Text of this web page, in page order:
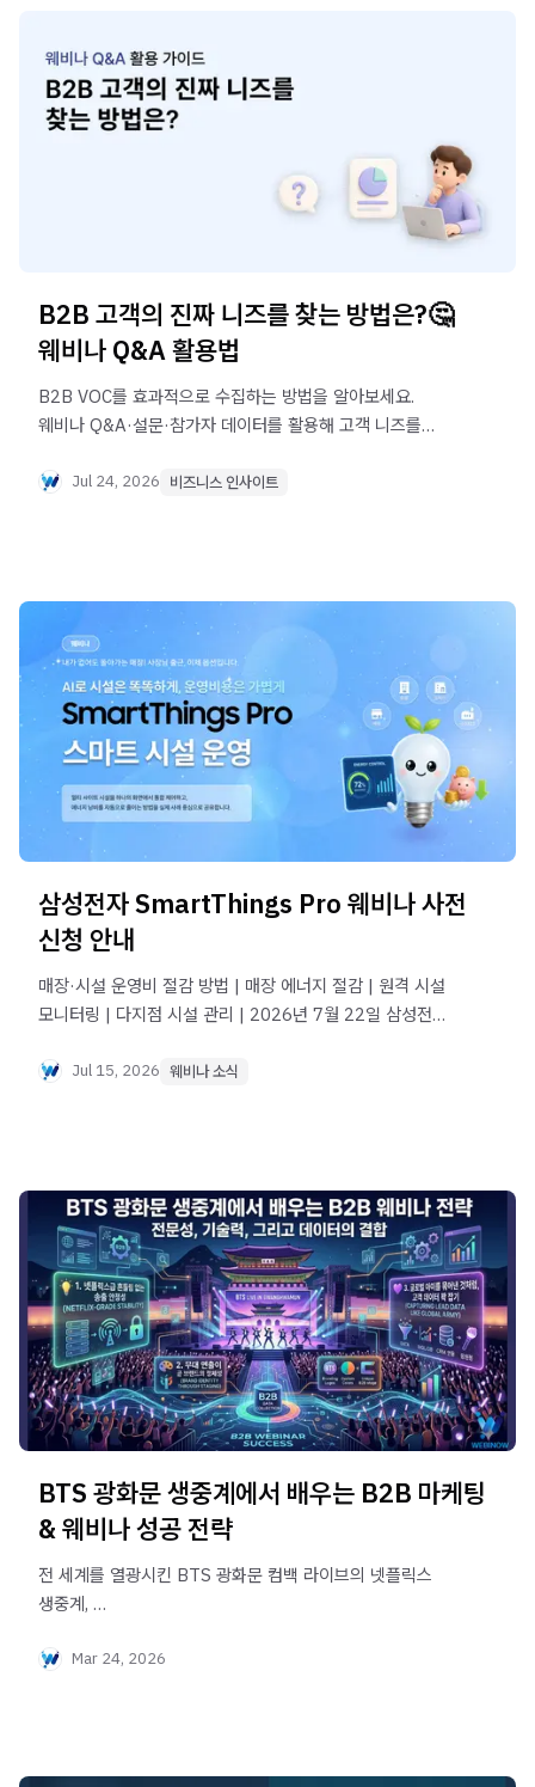
B2B 고객의 진짜 니즈를 찾는 방법은?🤔
웨비나 Q&A 활용법
B2B VOC를 효과적으로 수집하는 방법을 알아보세요.
웨비나 Q&A·설문·참가자 데이터를 활용해 고객 니즈를
연결하는 방법을 소개합니다.
Jul 24, 2026 비즈니스 인사이트
삼성전자 SmartThings Pro 웨비나 사전
신청 안내
매장·시설 운영비 절감 방법 | 매장 에너지 절감 | 원격 시설
모니터링 | 다지점 시설 관리 | 2026년 7월 22일 삼성전자
Jul 15, 2026 웨비나 소식
BTS 광화문 생중계에서 배우는 B2B 마케팅
& 웨비나 성공 전략
전 세계를 열광시킨 BTS 광화문 컴백 라이브의 넷플릭스
생중계,
완벽한 송출 안정성, 무대 연출(브랜딩), 글로벌 데이터
Mar 24, 2026